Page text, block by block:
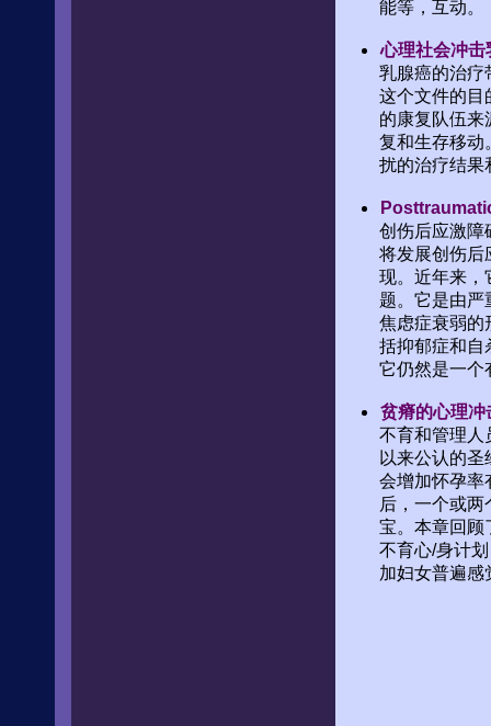
能等，互动。
心理社会冲击
乳腺癌的治疗
这个文件的目
的康复队伍来
复和生存移动
扰的治疗结果
创伤后应激障
将发展创伤后
现。近年来，
题。它是由严
焦虑症衰弱的
括抑郁症和自
它仍然是一个
贫瘠的心理冲
不育和管理人
以来公认的
会增加怀孕率
后，一个或
宝。本章回顾
不育心/身计
加妇女普遍感